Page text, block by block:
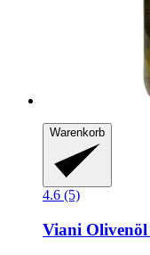
Warenkorb
4.6 (5)
Viani